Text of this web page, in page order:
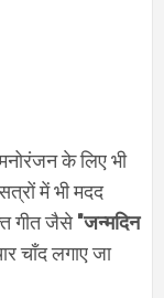
के लिए भी
में भी मदद
गीत जैसे"जन्मदिन
चाँद लगाए जा